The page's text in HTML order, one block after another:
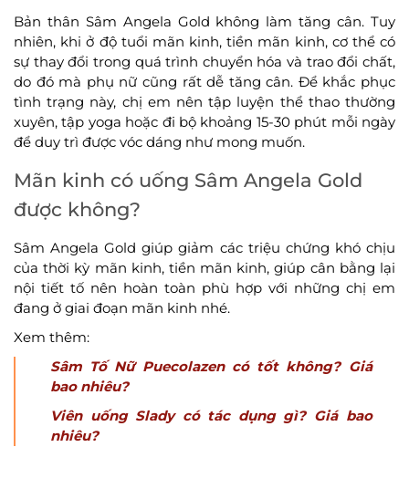
Bản thân Sâm Angela Gold không làm tăng cân. Tuy
nhiên, khi ở độ tuổi mãn kinh, tiền mãn kinh, cơ thể có
sự thay đổi trong quá trình chuyển hóa và trao đổi chất,
do đó mà phụ nữ cũng rất dễ tăng cân. Để khắc phục
tình trạng này, chị em nên tập luyện thể thao thường
xuyên, tập yoga hoặc đi bộ khoảng 15-30 phút mỗi ngày
để duy trì được vóc dáng như mong muốn.
Mãn kinh có uống Sâm Angela Gold
được không?
Sâm Angela Gold giúp giảm các triệu chứng khó chịu
của thời kỳ mãn kinh, tiền mãn kinh, giúp cân bằng lại
nội tiết tố nên hoàn toàn phù hợp với những chị em
đang ở giai đoạn mãn kinh nhé.
Xem thêm:
Sâm Tố Nữ Puecolazen có tốt không? Giá
bao nhiêu?
Viên uống Slady có tác dụng gì? Giá bao
nhiêu?